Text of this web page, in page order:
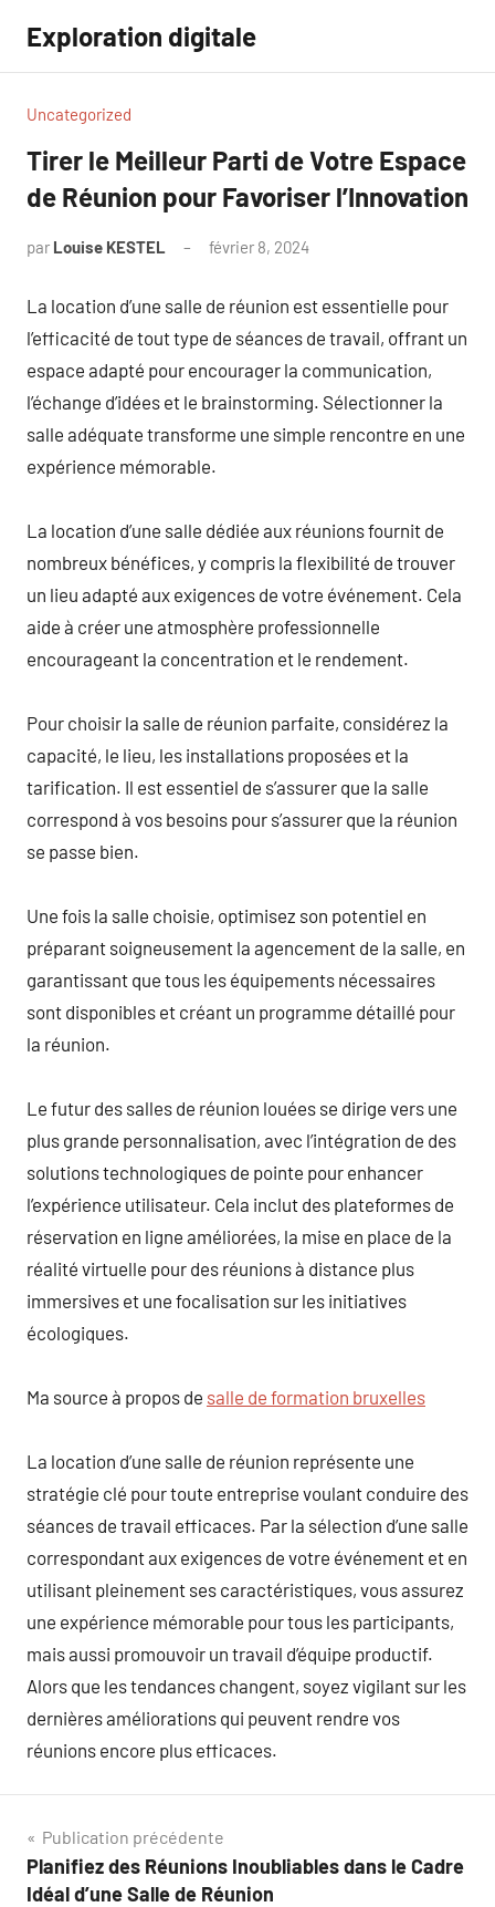
contenu
Exploration digitale
Uncategorized
Tirer le Meilleur Parti de Votre Espace
de Réunion pour Favoriser l’Innovation
par Louise KESTEL février 8, 2024
La location d’une salle de réunion est essentielle pour
l’efficacité de tout type de séances de travail, offrant un
espace adapté pour encourager la communication,
l’échange d’idées et le brainstorming. Sélectionner la
salle adéquate transforme une simple rencontre en une
expérience mémorable.
La location d’une salle dédiée aux réunions fournit de
nombreux bénéfices, y compris la flexibilité de trouver
un lieu adapté aux exigences de votre événement. Cela
aide à créer une atmosphère professionnelle
encourageant la concentration et le rendement.
Pour choisir la salle de réunion parfaite, considérez la
capacité, le lieu, les installations proposées et la
tarification. Il est essentiel de s’assurer que la salle
correspond à vos besoins pour s’assurer que la réunion
se passe bien.
Une fois la salle choisie, optimisez son potentiel en
préparant soigneusement la agencement de la salle, en
garantissant que tous les équipements nécessaires
sont disponibles et créant un programme détaillé pour
la réunion.
Le futur des salles de réunion louées se dirige vers une
plus grande personnalisation, avec l’intégration de des
solutions technologiques de pointe pour enhancer
l’expérience utilisateur. Cela inclut des plateformes de
réservation en ligne améliorées, la mise en place de la
réalité virtuelle pour des réunions à distance plus
immersives et une focalisation sur les initiatives
écologiques.
Ma source à propos de salle de formation bruxelles
La location d’une salle de réunion représente une
stratégie clé pour toute entreprise voulant conduire des
séances de travail efficaces. Par la sélection d’une salle
correspondant aux exigences de votre événement et en
utilisant pleinement ses caractéristiques, vous assurez
une expérience mémorable pour tous les participants,
mais aussi promouvoir un travail d’équipe productif.
Alors que les tendances changent, soyez vigilant sur les
dernières améliorations qui peuvent rendre vos
réunions encore plus efficaces.
Navigation
de
Publication précédente
Planifiez des Réunions Inoubliables dans le Cadre
Idéal d’une Salle de Réunion